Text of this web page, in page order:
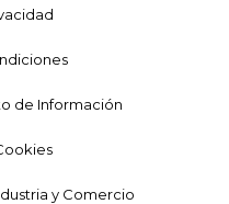
de Información
y Comercio